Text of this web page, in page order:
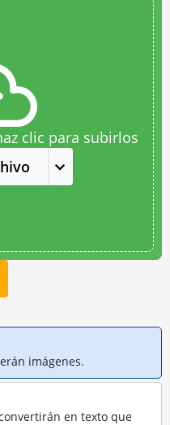
clic para subirlos
imágenes.
en texto que